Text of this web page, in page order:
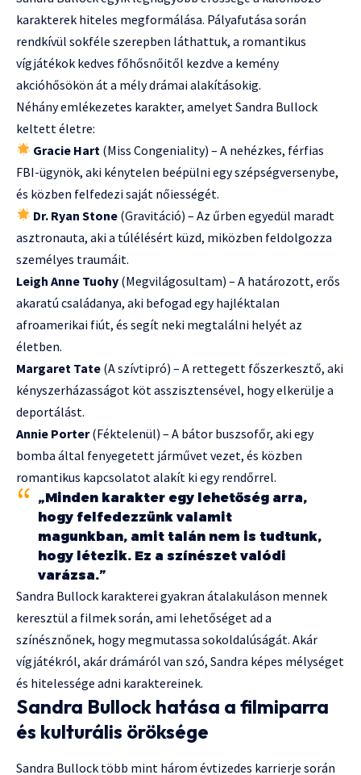
karakterek hiteles megformálása. Pályafutása során
rendkívül sokféle szerepben láthattuk, a romantikus
vígjátékok kedves főhősnőitől kezdve a kemény
akcióhősökön át a mély drámai alakításokig.
Néhány emlékezetes karakter, amelyet Sandra Bullock
keltett életre:
Gracie Hart (Miss Congeniality) – A nehézkes, férfias
FBI-ügynök, aki kénytelen beépülni egy szépségversenybe,
és közben felfedezi saját nőiességét.
Dr. Ryan Stone (Gravitáció) – Az űrben egyedül maradt
asztronauta, aki a túlélésért küzd, miközben feldolgozza
személyes traumáit.
Leigh Anne Tuohy (Megvilágosultam) – A határozott, erős
akaratú családanya, aki befogad egy hajléktalan
afroamerikai fiút, és segít neki megtalálni helyét az
életben.
Margaret Tate (A szívtipró) – A rettegett főszerkesztő, aki
kényszerházasságot köt asszisztensével, hogy elkerülje a
deportálást.
Annie Porter(Féktelenül) – A bátor buszsofőr, aki egy
bomba által fenyegetett járművet vezet, és közben
romantikus kapcsolatot alakít ki egy rendőrrel.
„Minden karakter egy lehetőség arra,
hogy felfedezzünk valamit
magunkban, amit talán nem is tudtunk,
hogy létezik. Ez a színészet valódi
varázsa.”
Sandra Bullock karakterei gyakran átalakuláson mennek
keresztül a filmek során, ami lehetőséget ad a
színésznőnek, hogy megmutassa sokoldalúságát. Akár
vígjátékról, akár drámáról van szó, Sandra képes mélységet
és hitelessége adni karaktereinek.
Sandra Bullock hatása a filmiparra
és kulturális öröksége
Sandra Bullock több mint három évtizedes karrierje során